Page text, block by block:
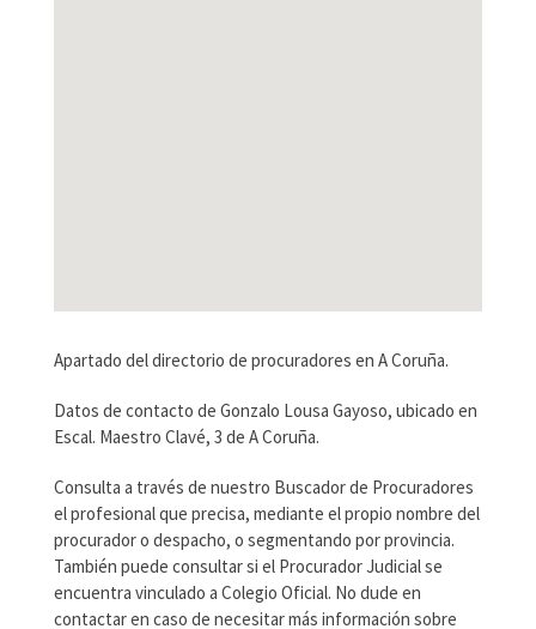
Apartado del directorio de procuradores en A Coruña.
Datos de contacto de Gonzalo Lousa Gayoso, ubicado en
Escal. Maestro Clavé, 3 de A Coruña.
Consulta a través de nuestro Buscador de Procuradores
el profesional que precisa, mediante el propio nombre del
procurador o despacho, o segmentando por provincia.
También puede consultar si el Procurador Judicial se
encuentra vinculado a Colegio Oficial. No dude en
contactar en caso de necesitar más información sobre